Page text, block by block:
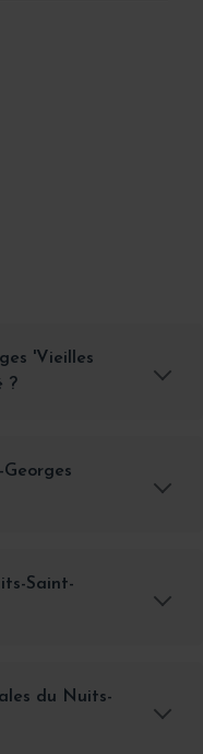
'Vieilles
?
Saint-
du Nuits-